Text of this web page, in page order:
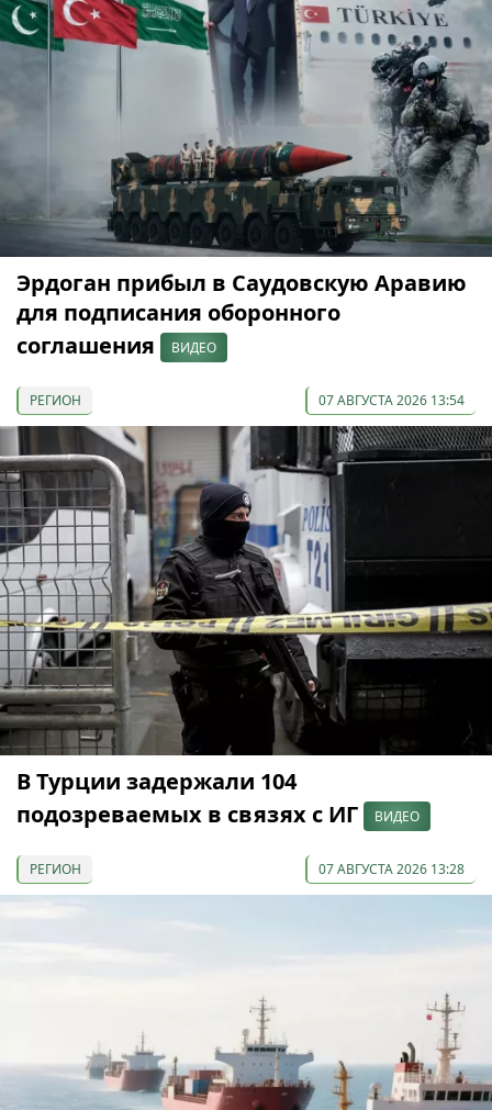
Эрдоган прибыл в Саудовскую Аравию
для подписания оборонного
соглашения
ВИДЕО
РЕГИОН 07 АВГУСТА 2026 13:54
В Турции задержали 104
подозреваемых в связях с ИГ
ВИДЕО
РЕГИОН 07 АВГУСТА 2026 13:28